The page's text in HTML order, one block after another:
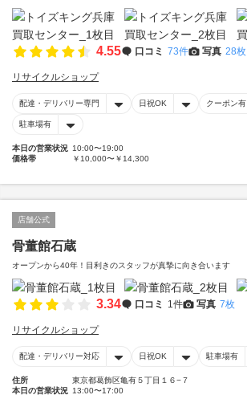
4.55 口コミ 73件 写真 28枚
リサイクルショップ
配達・デリバリー専門 日祝OK クーポン有
駐車場有
本日の営業状況 10:00〜19:00
価格帯
￥10,000〜￥14,300
店舗公式
骨董館石蔵
オープンから40年！目利きのスタッフが真摯に向き合います
3.34 口コミ 1件 写真 7枚
リサイクルショップ
配達・デリバリー対応 日祝OK 駐車場有
住所
東京都葛飾区亀有５丁目１６−７
本日の営業状況 13:00〜17:00